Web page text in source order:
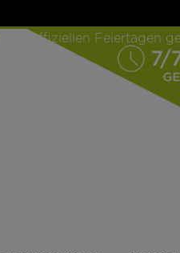
| an offiziellen Feiertagen